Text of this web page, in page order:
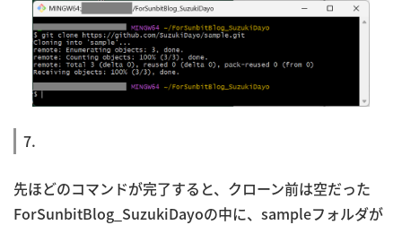
7.
先ほどのコマンドが完了すると、クローン前は空だった
ForSunbitBlog_SuzukiDayoの中に、sampleフォルダが